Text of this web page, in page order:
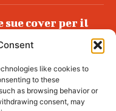
like cookies to
to these
as browsing behavior or
consent, may
sue cover per il